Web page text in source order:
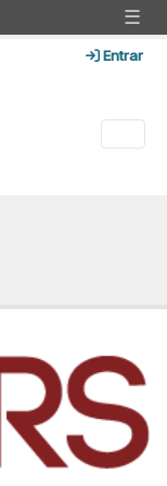
☰
Entrar